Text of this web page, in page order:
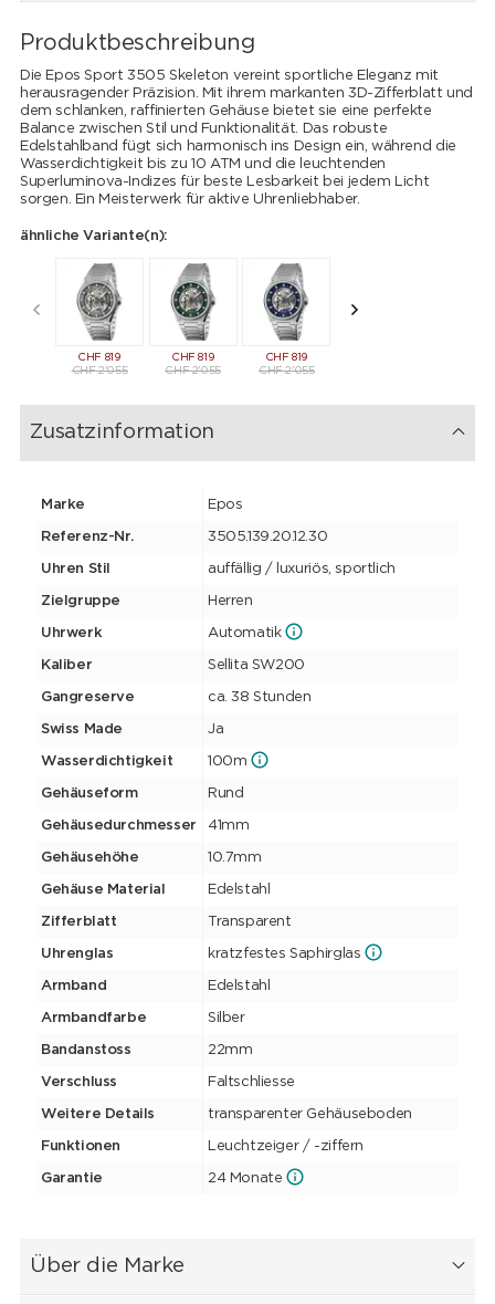
Produktbeschreibung
Die Epos Sport 3505 Skeleton vereint sportliche Eleganz mit
herausragender Präzision. Mit ihrem markanten 3D-Zifferblatt und
dem schlanken, raffinierten Gehäuse bietet sie eine perfekte
Balance zwischen Stil und Funktionalität. Das robuste
Edelstahlband fügt sich harmonisch ins Design ein, während die
Wasserdichtigkeit bis zu 10 ATM und die leuchtenden
Superluminova-Indizes für beste Lesbarkeit bei jedem Licht
sorgen. Ein Meisterwerk für aktive Uhrenliebhaber.
ähnliche Variante(n):
CHF 819
CHF2'055
CHF819
CHF2'055
CHF819
CHF2'055
Zusatzinformation
Marke Epos
Referenz-Nr. 3505.139.20.12.30
Uhren Stil auffällig / luxuriös, sportlich
Zielgruppe Herren
Uhrwerk Automatik
Kaliber Sellita SW200
Gangreserve ca. 38 Stunden
Swiss Made Ja
Wasserdichtigkeit 100m
Gehäuseform Rund
Gehäusedurchmesser 41mm
Gehäusehöhe 10.7mm
Gehäuse Material Edelstahl
Zifferblatt Transparent
Uhrenglas kratzfestes Saphirglas
Armband Edelstahl
Armbandfarbe Silber
Bandanstoss 22mm
Verschluss Faltschliesse
Weitere Details transparenter Gehäuseboden
Funktionen Leuchtzeiger / -ziffern
Garantie 24 Monate
Über die Marke